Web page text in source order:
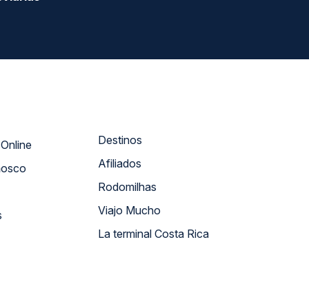
Atendimento Online
Destinos
Afiliados
Rodomilhas
Viajo Mucho
La terminal Costa Rica